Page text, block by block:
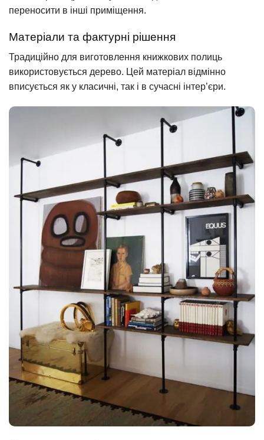
переносити в інші приміщення.
Матеріали та фактурні рішення
Традиційно для виготовлення книжкових полиць
використовується дерево. Цей матеріал відмінно
вписується як у класичні, так і в сучасні інтер’єри.